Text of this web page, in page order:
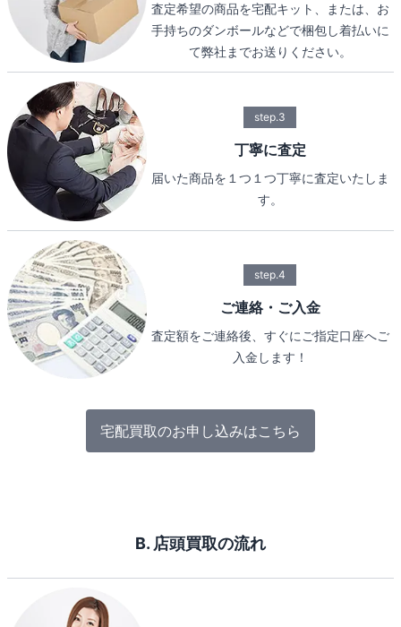
査定希望の商品を宅配キット、または、お
手持ちのダンボールなどで梱包し着払いに
て弊社までお送りください。
step.3
丁寧に査定
届いた商品を１つ１つ丁寧に査定いたしま
す。
step.4
ご連絡・ご入金
査定額をご連絡後、すぐにご指定口座へご
入金します！
宅配買取のお申し込みはこちら
B. 店頭買取の流れ